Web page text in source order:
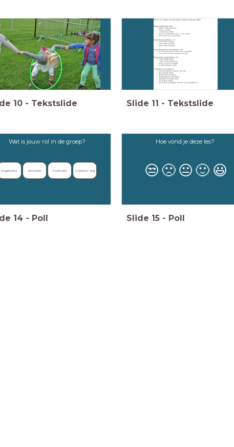
10 - Tekstslide Slide 11 - Tekstslide
Wat is jouw rol in de groep?
Organisator Uitvoerder Controleur Creatieve-   ling
14 - Poll
Hoe vond je deze les?
😒 🙁 😐 🙂 😃
Slide 15 - Poll